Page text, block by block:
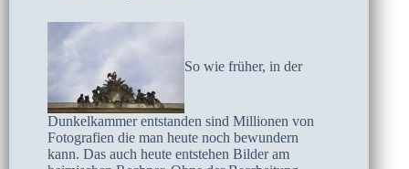
So wie früher, in der
Dunkelkammer entstanden sind Millionen von
Fotografien die man heute noch bewundern
kann. Das auch heute entstehen Bilder am